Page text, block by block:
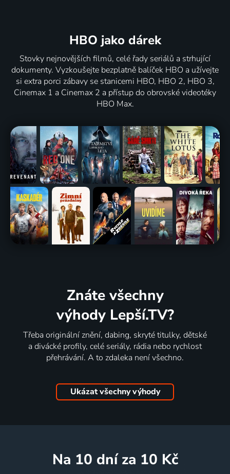
HBO jako dárek
Stovky nejnovějších filmů, celé řady seriálů a strhující
dokumenty. Vyzkoušejte bezplatně balíček HBO a užívejte
si extra porci zábavy se stanicemi HBO, HBO 2, HBO 3,
Cinemax 1 a Cinemax 2 a přístup do obrovské videotéky
HBO Max.
Znáte všechny
výhody Lepší.TV?
Třeba originální znění, dabing, skryté titulky, dětské
a divácké profily, celé seriály, rádia nebo rychlost
přehrávání. A to zdaleka není všechno.
Ukázat všechny výhody
na 10 dní za 10 Kč